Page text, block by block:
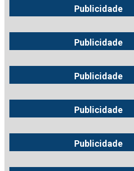
Publicidade
Publicidade
Publicidade
Publicidade
Publicidade